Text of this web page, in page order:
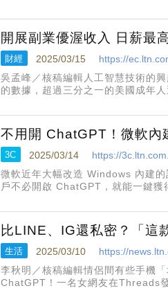
是不敢與郭部長先前掛保證
開展副業優渥收入 日薪最
財經 2025/03/15
https://
吳孟峰／核稿編輯人工智慧技術的
的數據，超過三分之一的美國成年
的人工智慧工
不用開 ChatGPT！微軟
3C 2025/03/14
https://
微軟近年大幅改造 Windows 內建
戶不必開啟 ChatGPT，就能一鍵獲
比LINE、IG還私密？「這
生活 2025/03/10
https://
李秋明／核稿編輯情侶間有些手機
ChatGPT！一名女網友在Threads